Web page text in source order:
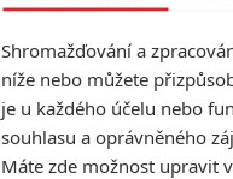
Shromažďování a
níže nebo můžete
je u každého účelu nebo
souhlasu a oprávněného
Máte zde možnost upravit